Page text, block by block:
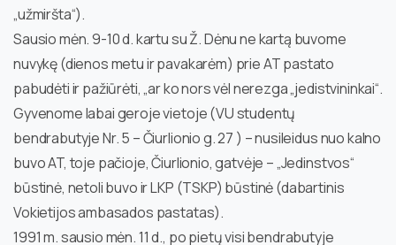
„užmiršta“).
Sausio mėn. 9-10 d. kartu su Ž. Dėnu ne kartą buvome
nuvykę (dienos metu ir pavakarėm) prie AT pastato
pabudėti ir pažiūrėti, „ar ko nors vėl nerezga „jedistvininkai“.
Gyvenome labai geroje vietoje (VU studentų
bendrabutyje Nr. 5 – Čiurlionio g. 27 ) – nusileidus nuo kalno
buvo AT, toje pačioje, Čiurlionio, gatvėje – „Jedinstvos“
būstinė, netoli buvo ir LKP (TSKP) būstinė (dabartinis
Vokietijos ambasados pastatas).
1991 m. sausio mėn. 11 d., po pietų visi bendrabutyje